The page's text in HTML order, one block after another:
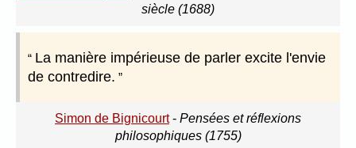
siècle (1688)
La manière impérieuse de parler excite l'envie
de contredire.
Simon de Bignicourt- Pensées et réflexions
philosophiques (1755)